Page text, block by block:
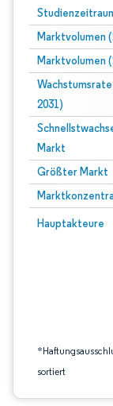
Marktvolumen
Marktvolumen
Wachstumsrate
2031)
Markt
Größter Markt
Hauptakteure
sortiert
Bild © Mordor